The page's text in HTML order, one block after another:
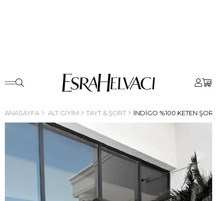
0
ANASAYFA ALT GIYIM TAYT & ŞORT İNDIGO %100 KETEN ŞORT